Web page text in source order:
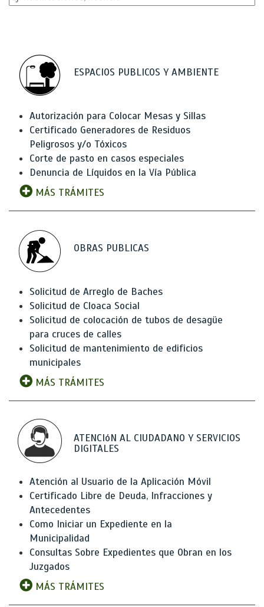
ESPACIOS PUBLICOS Y AMBIENTE
Autorización para Colocar Mesas y Sillas
Certificado Generadores de Residuos
Peligrosos y/o Tóxicos
Corte de pasto en casos especiales
Denuncia de Líquidos en la Vía Pública
MÁS TRÁMITES
OBRAS PUBLICAS
Solicitud de Arreglo de Baches
Solicitud de Cloaca Social
Solicitud de colocación de tubos de desagüe
para cruces de calles
Solicitud de mantenimiento de edificios
municipales
MÁS TRÁMITES
ATENCIóN AL CIUDADANO Y SERVICIOS
DIGITALES
Atención al Usuario de la Aplicación Móvil
Certificado Libre de Deuda, Infracciones y
Antecedentes
Como Iniciar un Expediente en la
Municipalidad
Consultas Sobre Expedientes que Obran en los
Juzgados
MÁS TRÁMITES